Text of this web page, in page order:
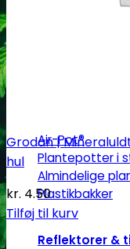
Air-Pot®
Plantepotter i
Almindelige
Plastikbakker
Reflektorer &
Grodan |
hul
kr. 4.50
Tilføj til kurv